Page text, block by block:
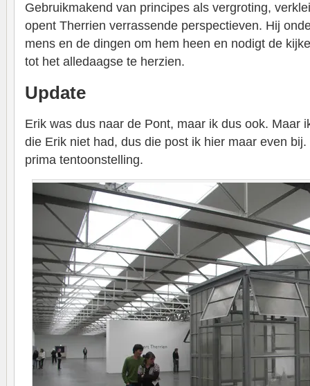
Gebruikmakend van principes als vergroting,
opent Therrien verrassende perspectieven. Hij
mens en de dingen om hem heen en nodigt de
tot het alledaagse te herzien.
Update
Erik was dus naar de Pont, maar ik dus ook. Maar
die Erik niet had, dus die post ik hier maar even
prima tentoonstelling.